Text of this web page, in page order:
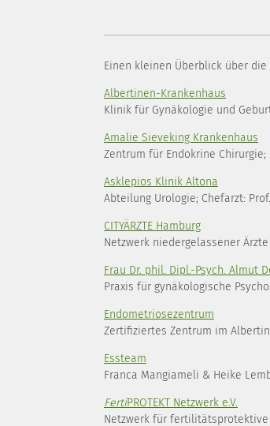
Einen kleinen Überblick über
Albertinen-Krankenhaus
Klinik für Gynäkologie und
Amalie Sieveking Krankenhaus
Zentrum für Endokrine Chirurgie;
Asklepios Klinik Altona
Abteilung Urologie; Chefarzt:
CITYÄRZTE Hamburg
Netzwerk niedergelassener
Frau Dr. phil. Dipl.-Psych. Almut
Praxis für gynäkologische
Endometriosezentrum
Zertifiziertes Zentrum im
Essteam
Franca Mangiameli & Heike
FertiPROTEKT Netzwerk e.V.
Netzwerk für fertilitätsprotektive